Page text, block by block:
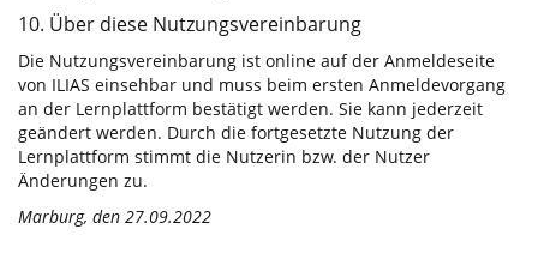
10. Über diese Nutzungsvereinbarung
Die Nutzungsvereinbarung ist online auf der Anmeldeseite
von ILIAS einsehbar und muss beim ersten Anmeldevorgang
an der Lernplattform bestätigt werden. Sie kann jederzeit
geändert werden. Durch die fortgesetzte Nutzung der
Lernplattform stimmt die Nutzerin bzw. der Nutzer
Änderungen zu.
Marburg, den 27.09.2022